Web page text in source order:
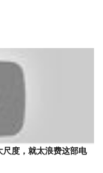
尺度，就太浪费这部电